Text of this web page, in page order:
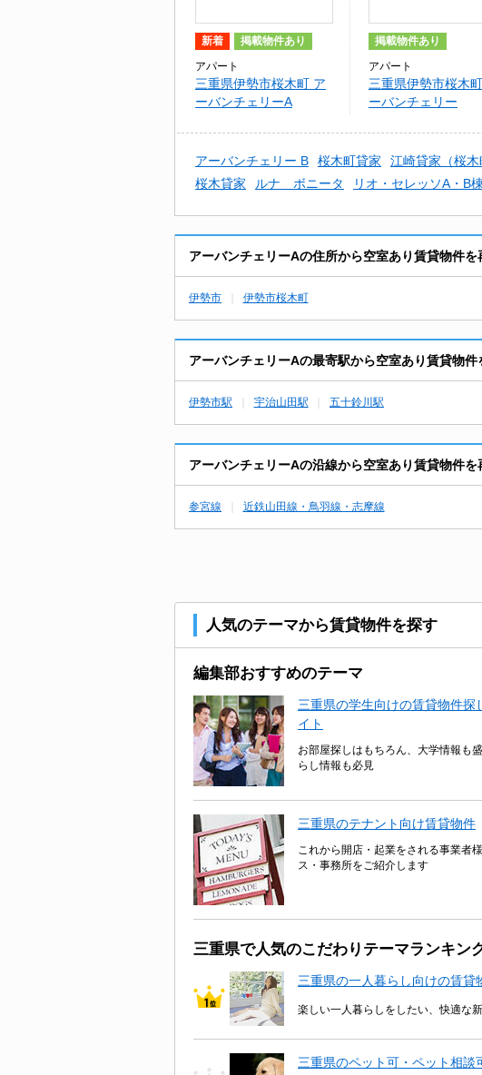
新着 掲載物件あり
アパート
三重県伊勢市桜木町 ア
ーバンチェリーA
掲載物件あり
アパート
三重県伊勢市桜木
ーバンチェリー
アーバンチェリー B 桜木町貸家 江崎貸家（桜木
桜木貸家
ルナ ボニータ リオ・セレッソA・B棟
アーバンチェリーAの住所から空室あり賃貸物件を
伊勢市 伊勢市桜木町
アーバンチェリーAの最寄駅から空室あり賃貸物件
伊勢市駅 宇治山田駅 五十鈴川駅
アーバンチェリーAの沿線から空室あり賃貸物件を
参宮線 近鉄山田線・鳥羽線・志摩線
人気のテーマから賃貸物件を探す
編集部おすすめのテーマ
三重県の学生向けの賃貸物件探
イト
お部屋探しはもちろん、大学情報も
らし情報も必見
三重県のテナント向け賃貸物件
これから開店・起業をされる事業者
ス・事務所をご紹介します
三重県で人気のこだわりテーマランキン
三重県の一人暮らし向けの賃貸
楽しい一人暮らしをしたい、快適な
三重県のペット可・ペット相談